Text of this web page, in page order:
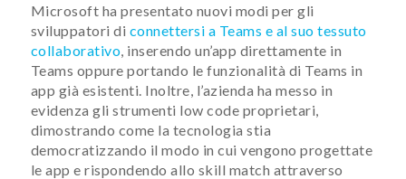
Microsoft ha presentato nuovi modi per gli
sviluppatori di connettersi a Teams e al suo tessuto
collaborativo, inserendo un’app direttamente in
Teams oppure portando le funzionalità di Teams in
app già esistenti. Inoltre, l’azienda ha messo in
evidenza gli strumenti low code proprietari,
dimostrando come la tecnologia stia
democratizzando il modo in cui vengono progettate
le app e rispondendo allo skill match attraverso